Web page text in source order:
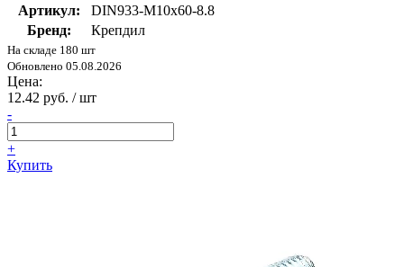
Артикул:
DIN933-М10х60-8.8
Бренд:
Крепдил
На складе 180 шт
Обновлено 05.08.2026
Цена:
12.42 руб. / шт
-
+
Купить